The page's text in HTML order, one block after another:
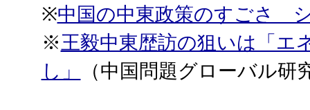
※中国の中東政策のすごさ
※王毅中東歴訪の狙いは「エ
し」
（中国問題グローバル研